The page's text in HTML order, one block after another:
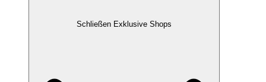
Schließen Exklusive Shops